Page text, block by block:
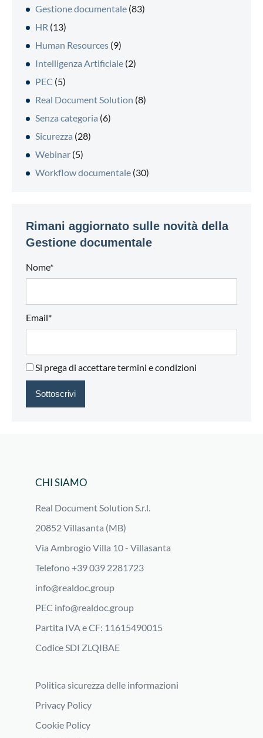
Gestione documentale (83)
HR (13)
Human Resources (9)
Intelligenza Artificiale (2)
PEC (5)
Real Document Solution (8)
Senza categoria (6)
Sicurezza (28)
Webinar (5)
Workflow documentale (30)
Rimani aggiornato sulle novità della
Gestione documentale
Nome*
Email*
Si prega di accettare termini e condizioni
CHI SIAMO
Real Document Solution S.r.l.
20852 Villasanta (MB)
Via Ambrogio Villa 10 - Villasanta
Telefono +39 039 2281723
info@realdoc.group
PEC info@realdoc.group
Partita IVA e CF: 11615490015
Codice SDI ZLQIBAE
Politica sicurezza delle informazioni
Privacy Policy
Cookie Policy